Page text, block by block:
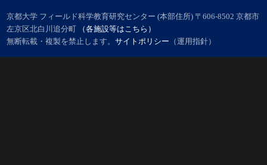
展
開
ュ
ー
京都大学 フィールド科学教育研究センター (本部住所) 〒606-8502 京都市
左京区北白川追分町
（各施設等はこちら）
無断転載・複製を禁止します。サイトポリシー （運用指針）